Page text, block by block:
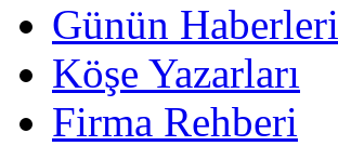
Günün Haberleri
Köşe Yazarları
Firma Rehberi